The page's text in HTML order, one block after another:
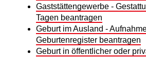
Gaststättengewerbe -
Tagen beantragen
Geburt im Ausland -
Geburtenregister beantragen
Geburt in öffentlicher oder